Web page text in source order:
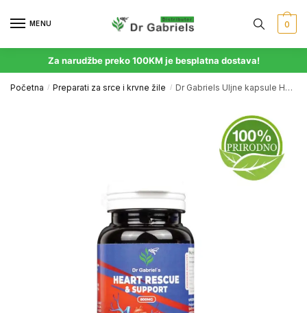
MENU 0
Za narudžbe preko 100KM je besplatna dostava!
Početna / Preparati za srce i krvne žile / Dr Gabriels Uljne kapsule Heart Rescue & Support